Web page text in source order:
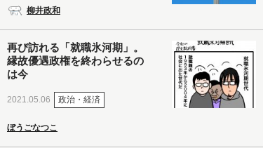
柳井政和
再び訪れる「就職氷河期」。
縁故優遇政権を終わらせるの
は今
2021.05.06 政治・経済
ぼうごなつこ